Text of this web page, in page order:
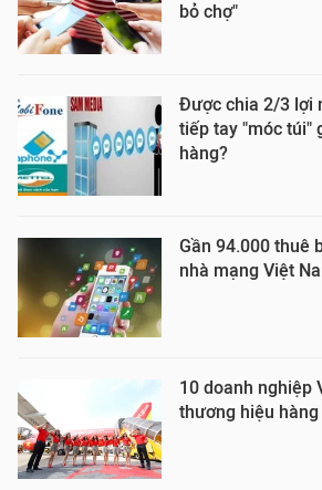
bỏ chợ"
Được chia 2/3 lợi
tiếp tay "móc túi"
hàng?
Gần 94.000 thuê
nhà mạng Việt
10 doanh nghiệp
thương hiệu